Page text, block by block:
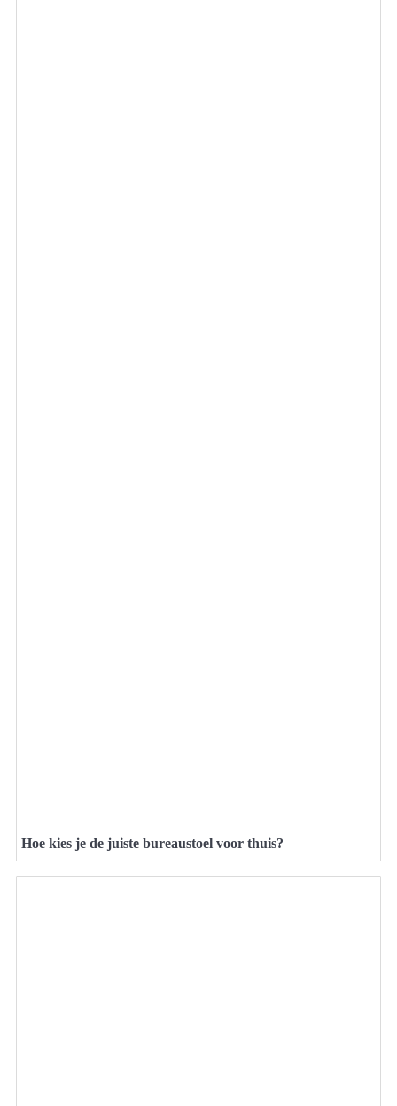
Hoe kies je de juiste bureaustoel voor thuis?